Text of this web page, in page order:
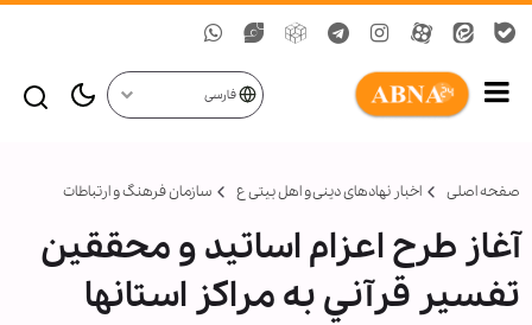
فارسی
صفحه اصلی اخبار نهادهای دینی و اهل بیتی ع سازمان فرهنگ و ارتباطات
آغاز طرح اعزام اساتيد و محققين
تفسير قرآني به مراکز استانها